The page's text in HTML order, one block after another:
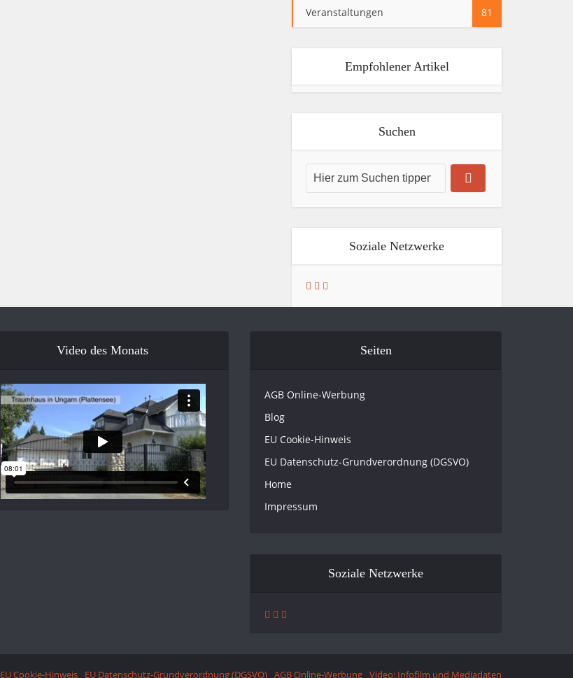
Veranstaltungen 81
Empfohlener Artikel
Suchen
Soziale Netzwerke
Video des Monats Seiten
AGB Online-Werbung
Blog
EU Cookie-Hinweis
EU Datenschutz-Grundverordnung (DGSVO)
Home
Impressum
Soziale Netzwerke
EU Cookie-Hinweis EU Datenschutz-Grundverordnung (DGSVO) AGB Online-Werbung Video: Infofilm und Mediadaten